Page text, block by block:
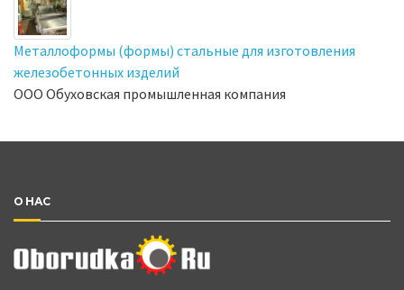
Металлоформы (формы) стальные для изготовления
железобетонных изделий
ООО Обуховская промышленная компания
О НАС